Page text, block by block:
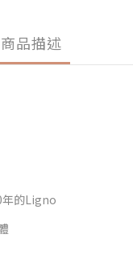
商品描述
年的Ligno